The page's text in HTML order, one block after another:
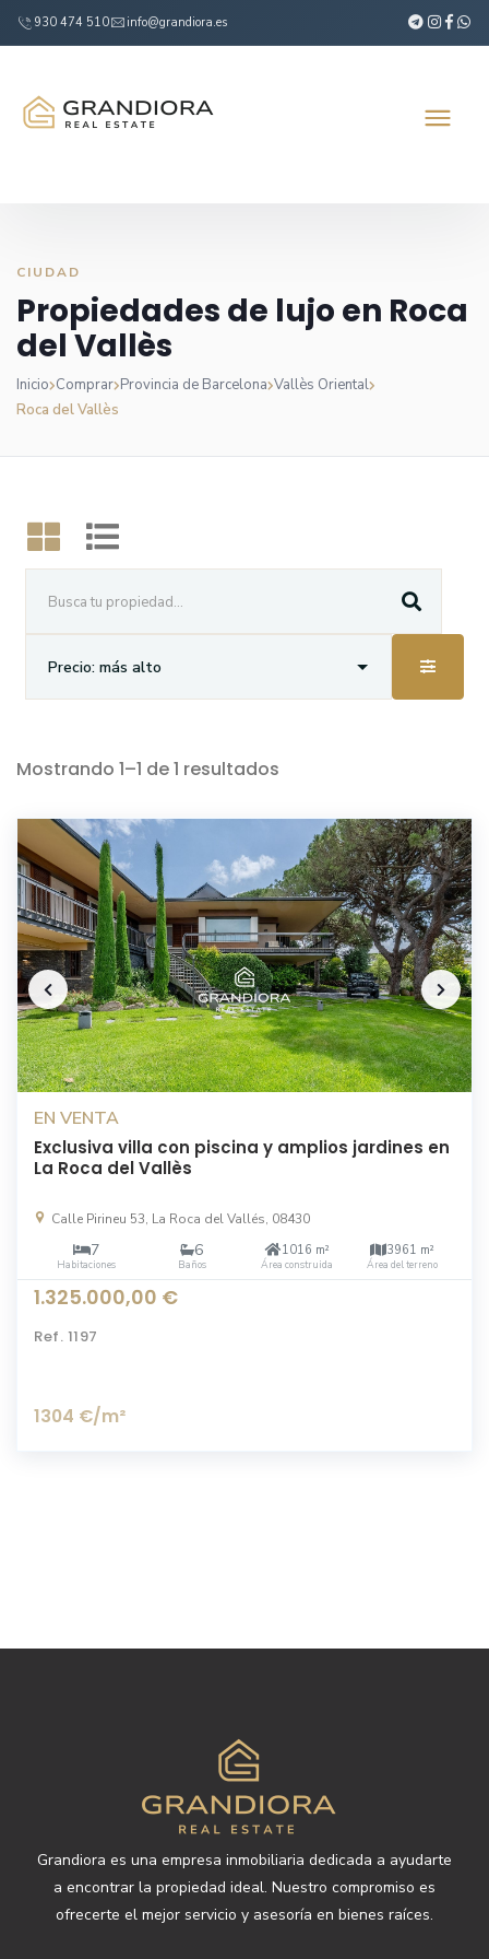
930 474 510 info@grandiora.es
CIUDAD
Propiedades de lujo en Roca
del Vallès
Inicio Comprar Provincia de Barcelona Vallès Oriental
Roca del Vallès
Mostrando 1–1 de1 resultados
EN VENTA
Exclusiva villa con piscina y amplios jardines en
La Roca del Vallès
Calle Pirineu 53, La Roca del Vallés, 08430
7
Habitaciones
6
Baños
1016 m²
Área construida
3961 m²
Área del terreno
1.325.000,00 €
Ref. 1197
1304 €/m²
Grandiora es una empresa inmobiliaria dedicada a ayudarte
a encontrar la propiedad ideal. Nuestro compromiso es
ofrecerte el mejor servicio y asesoría en bienes raíces.